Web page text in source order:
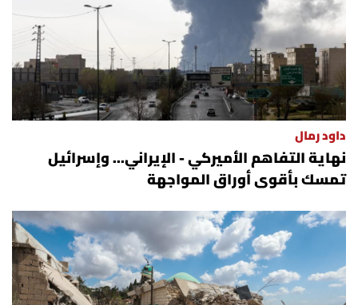
داود رمال
نهاية التفاهم الأميركي - الإيراني... وإسرائيل
تمسك بأقوى أوراق المواجهة